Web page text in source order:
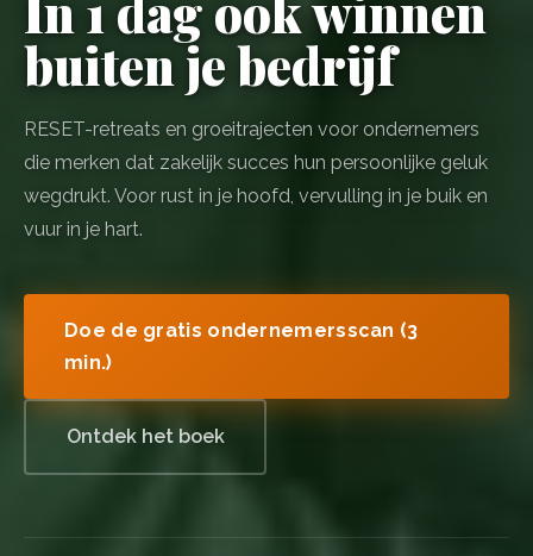
buiten je bedrijf
RESET-retreats en groeitrajecten voor ondernemers
die merken dat zakelijk succes hun persoonlijke geluk
wegdrukt. Voor rust in je hoofd, vervulling in je buik en
vuur in je hart.
Doe de gratis ondernemersscan (3
min.)
Ontdek het boek